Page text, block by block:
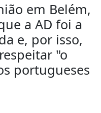
em Belém,
a AD foi a
e, por isso,
"o
portugueses